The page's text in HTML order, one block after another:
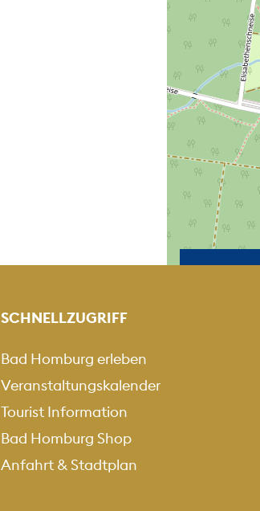
+KARTE
-
SCHNELLZUGRIFF
Bad Homburg erleben
Veranstaltungskalender
Tourist Information
Bad Homburg Shop
Anfahrt & Stadtplan